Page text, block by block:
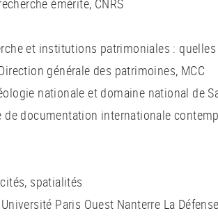
émérite, CNRS
et institutions patrimoniales :
générale des patrimoines, MCC
nationale et domaine national de
de documentation internationale
spatialités
Paris Ouest Nanterre La